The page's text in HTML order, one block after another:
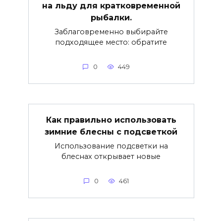
на льду для кратковременной
рыбалки.
Заблаговременно выбирайте
подходящее место: обратите
0 449
Как правильно использовать
зимние блесны с подсветкой
Использование подсветки на
блеснах открывает новые
0 461